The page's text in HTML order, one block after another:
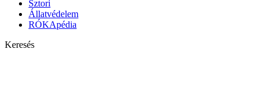
Sztori
Állatvédelem
RÓKApédia
Keresés